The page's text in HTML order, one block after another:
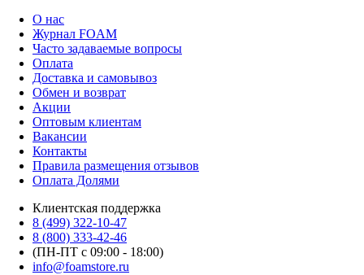
О нас
Журнал FOAM
Часто задаваемые вопросы
Оплата
Доставка и самовывоз
Обмен и возврат
Акции
Оптовым клиентам
Вакансии
Контакты
Правила размещения отзывов
Оплата Долями
Клиентская поддержка
8 (499) 322-10-47
8 (800) 333-42-46
(ПН-ПТ с 09:00 - 18:00)
info@foamstore.ru